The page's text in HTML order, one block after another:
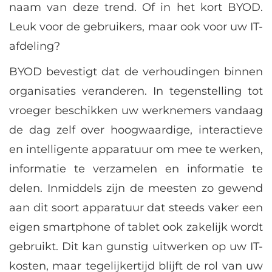
naam van deze trend. Of in het kort BYOD.
Leuk voor de gebruikers, maar ook voor uw IT-
afdeling?
BYOD bevestigt dat de verhoudingen binnen
organisaties veranderen. In tegenstelling tot
vroeger beschikken uw werknemers vandaag
de dag zelf over hoogwaardige, interactieve
en intelligente apparatuur om mee te werken,
informatie te verzamelen en informatie te
delen. Inmiddels zijn de meesten zo gewend
aan dit soort apparatuur dat steeds vaker een
eigen smartphone of tablet ook zakelijk wordt
gebruikt. Dit kan gunstig uitwerken op uw IT-
kosten, maar tegelijkertijd blijft de rol van uw